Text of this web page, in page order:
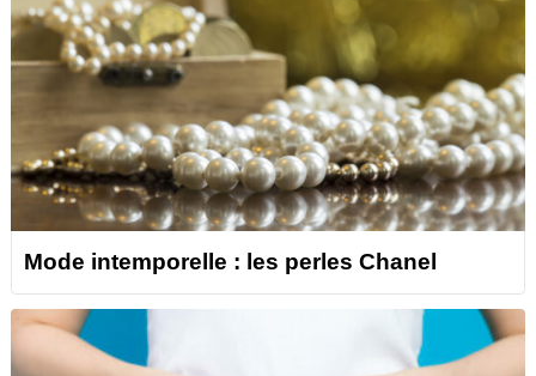
Mode intemporelle : les perles Chanel